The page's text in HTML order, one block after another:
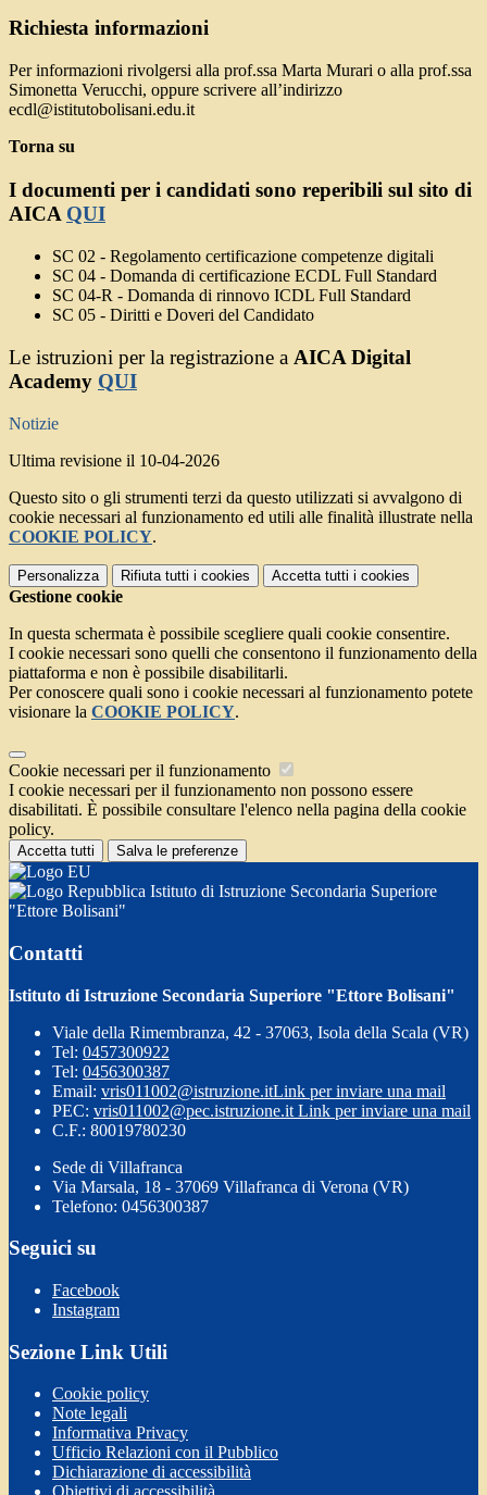
Richiesta informazioni
Per informazioni rivolgersi alla prof.ssa Marta Murari o alla prof.ssa
Simonetta Verucchi, oppure scrivere all’indirizzo
ecdl@istitutobolisani.edu.it
Torna su
I documenti per i candidati sono reperibili sul sito di
AICA QUI
SC 02 - Regolamento certificazione competenze digitali
SC 04 - Domanda di certificazione ECDL Full Standard
SC 04-R - Domanda di rinnovo ICDL Full Standard
SC 05 - Diritti e Doveri del Candidato
Le istruzioni per la registrazione a AICA Digital
Academy QUI
Notizie
Ultima revisione il 10-04-2026
Questo sito o gli strumenti terzi da questo utilizzati si avvalgono di
cookie necessari al funzionamento ed utili alle finalità illustrate nella
COOKIE POLICY.
Personalizza Rifiuta tutti i cookies Accetta tutti i cookies
Gestione cookie
In questa schermata è possibile scegliere quali cookie consentire.
I cookie necessari sono quelli che consentono il funzionamento della
piattaforma e non è possibile disabilitarli.
Per conoscere quali sono i cookie necessari al funzionamento potete
visionare la COOKIE POLICY.
Cookie necessari per il funzionamento
I cookie necessari per il funzionamento non possono essere
disabilitati. È possibile consultare l'elenco nella pagina della cookie
policy.
Accetta tutti Salva le preferenze
Istituto di Istruzione Secondaria Superiore
"Ettore Bolisani"
Contatti
Istituto di Istruzione Secondaria Superiore "Ettore Bolisani"
Viale della Rimembranza, 42 - 37063, Isola della Scala (VR)
Tel: 0457300922
Tel: 0456300387
Email: vris011002@istruzione.itLink per inviare una mail
PEC: vris011002@pec.istruzione.it Link per inviare una mail
C.F.: 80019780230
Sede di Villafranca
Via Marsala, 18 - 37069 Villafranca di Verona (VR)
Telefono: 0456300387
Seguici su
Facebook
Instagram
Sezione Link Utili
Cookie policy
Note legali
Informativa Privacy
Ufficio Relazioni con il Pubblico
Dichiarazione di accessibilità